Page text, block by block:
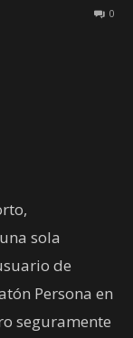
0
sola
de
Persona en
seguramente